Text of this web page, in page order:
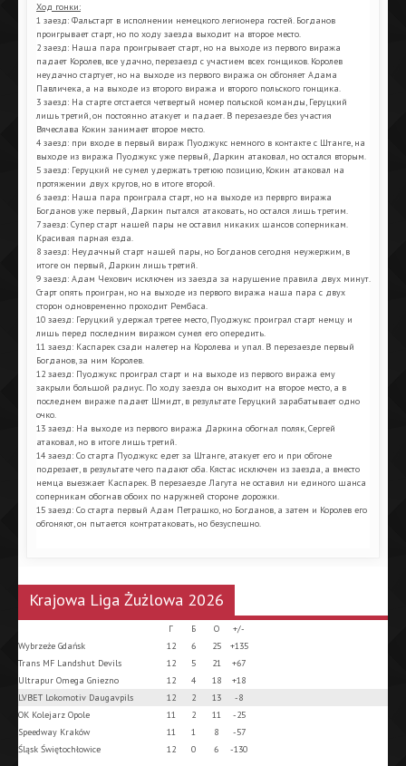
Ход гонки:
1 заезд: Фальстарт в исполнении немецкого легионера гостей. Богданов
проигрывает старт, но по ходу заезда выходит на второе место.
2 заезд: Наша пара проигрывает старт, но на выходе из первого виража
падает Королев, все удачно, перезаезд с участием всех гонщиков. Королев
неудачно стартует, но на выходе из первого виража он обгоняет Адама
Павличека, а на выходе из второго виража и второго польского гонщика.
3 заезд: На старте отстается четвертый номер польской команды, Геруцкий
лишь третий, он постоянно атакует и падает. В перезаезде без участия
Вячеслава Кокин занимает второе место.
4 заезд: при входе в первый вираж Пуоджукс немного в контакте с Штанге, на
выходе из виража Пуоджукс уже первый, Даркин атаковал, но остался вторым.
5 заезд: Геруцкий не сумел удержать третюю позицию, Кокин атаковал на
протяжении двух кругов, но в итоге второй.
6 заезд: Наша пара проиграла старт, но на выходе из перврго виража
Богданов уже первый, Даркин пытался атаковать, но остался лишь третим.
7 заезд: Супер старт нашей пары не оставил никаких шансов соперникам.
Красивая парная езда.
8 заезд: Неудачный старт нашей пары, но Богданов сегодня неужержим, в
итоге он первый, Даркин лишь третий.
9 заезд: Адам Чехович исключен из заезда за нарушение правила двух минут.
Старт опять проигран, но на выходе из первого виража наша пара с двух
сторон одновременно проходит Рембаса.
10 заезд: Геруцкий удержал третее место, Пуоджукс проиграл старт немцу и
лишь перед последним виражом сумел его опередить.
11 заезд: Каспарек сзади налетер на Королева и упал. В перезаезде первый
Богданов, за ним Королев.
12 заезд: Пуоджукс проиграл старт и на выходе из первого виража ему
закрыли большой радиус. По ходу заезда он выходит на второе место, а в
последнем вираже падает Шмидт, в результате Геруцкий зарабатывает одно
очко.
13 заезд: На выходе из первого виража Даркина обогнал поляк, Сергей
атаковал, но в итоге лишь третий.
14 заезд: Со старта Пуоджукс едет за Штанге, атакует его и при обгоне
подрезает, в результате чего падают оба. Кястас исключен из заезда, а вместо
немца выезжает Каспарек. В перезаезде Лагута не оставил ни единого шанса
соперникам обогнав обоих по наружней стороне дорожки.
15 заезд: Со старта первый Адам Петрашко, но Богданов, а затем и Королев его
обгоняют, он пытается контратаковать, но безуспешно.
Krajowa Liga Żużlowa 2026
Г Б О
+/-
Wybrzeże Gdańsk
12 6 25
+135
Trans MF Landshut Devils
12 5 21
+67
Ultrapur Omega Gniezno
12 4 18
+18
LVBET Lokomotiv Daugavpils
12 2 13
-8
OK Kolejarz Opole
11 2 11
-25
Speedway Kraków
11 1 8
-57
Śląsk Świętochłowice
12 0 6 -130